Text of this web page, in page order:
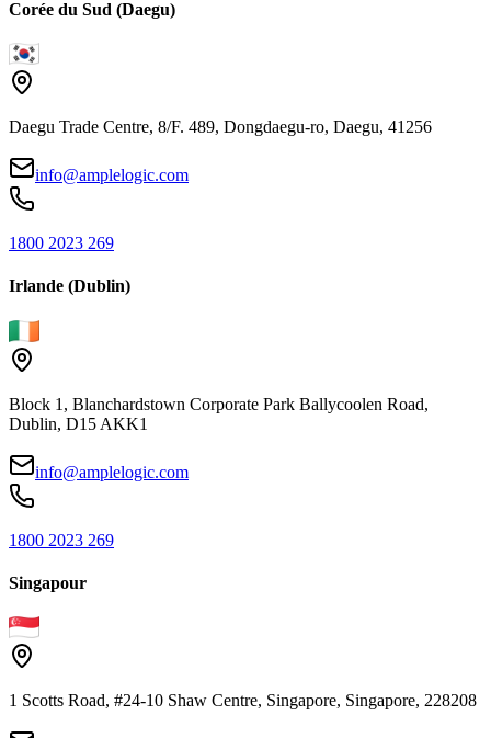
Corée du Sud (Daegu)
Daegu Trade Centre, 8/F. 489, Dongdaegu-ro, Daegu, 41256
info@amplelogic.com
1800 2023 269
Irlande (Dublin)
Block 1, Blanchardstown Corporate Park Ballycoolen Road,
Dublin, D15 AKK1
info@amplelogic.com
1800 2023 269
Singapour
1 Scotts Road, #24-10 Shaw Centre, Singapore, Singapore, 228208